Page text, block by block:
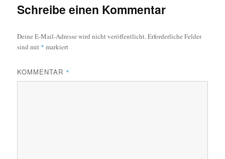
Schreibe einen Kommentar
Deine E-Mail-Adresse wird nicht veröffentlicht. Erforderliche Felder
sind mit * markiert
KOMMENTAR *